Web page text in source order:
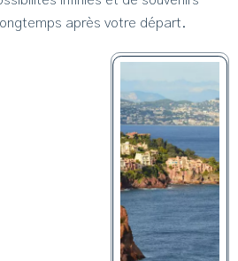
après votre départ.